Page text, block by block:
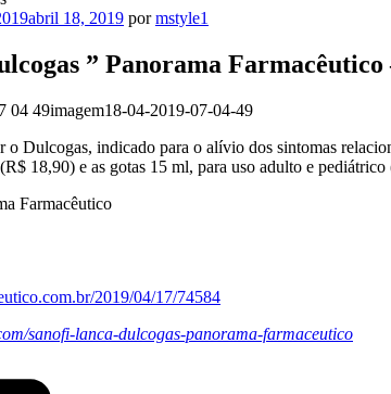
abril 18, 2019 pormstyle1
” Panorama
imagem18-04-2019-07-04-49
o Dulcogas, indicado para o alívio dos sintomas
18,90) e as gotas 15 ml, para uso adulto e
Farmacêutico
2019/04/17/74584
sanofi-lanca-dulcogas-panorama-farmaceutico